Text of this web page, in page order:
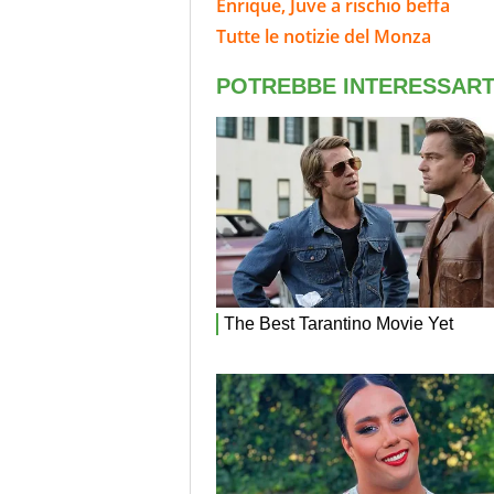
Enrique, Juve a rischio beffa
Tutte le notizie del Monza